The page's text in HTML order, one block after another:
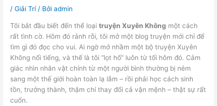
/Giải Trí/ Bởiadmin
Tôi bắt đầu biết đến thể loạitruyện Xuyên Không một cách
rất tình cờ. Hôm đó rảnh rỗi, tôi mở một blog truyện mới chỉ để
tìm gì đó đọc cho vui. Ai ngờ mở nhầm một bộ truyện Xuyên
Không nổi tiếng, và thế là tôi “lọt hố” luôn từ tối hôm đó. Cảm
giác nhìn nhân vật chính từ một người bình thường bị ném
sang một thế giới hoàn toàn lạ lẫm – rồi phải học cách sinh
tồn, trưởng thành, thậm chí thay đổi cả vận mệnh – thật sự rất
cuốn.